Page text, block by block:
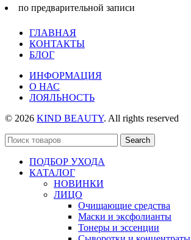
по предварительной записи
ГЛАВНАЯ
КОНТАКТЫ
БЛОГ
ИНФОРМАЦИЯ
О НАС
ЛОЯЛЬНОСТЬ
© 2026 KIND BEAUTY. All rights reserved
Search
ПОДБОР УХОДА
КАТАЛОГ
НОВИНКИ
ЛИЦО
Очищающие средства
Маски и эксфолианты
Тонеры и эссенции